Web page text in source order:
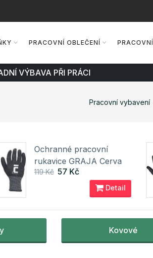
PRACOVNÍ OBLEČENÍ
VÝBAVA PŘI PRÁCI
Pracovní vybavení
Ochranné pracovní
rukavice GRAJA Cerva
119 Kč 57 Kč
Detail
Kovové